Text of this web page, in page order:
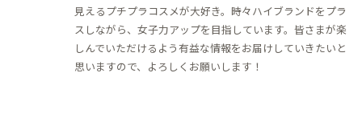
見えるプチプラコスメが大好き。時々ハイブランドをプラ
スしながら、女子力アップを目指しています。皆さまが楽
しんでいただけるよう有益な情報をお届けしていきたいと
思いますので、よろしくお願いします！